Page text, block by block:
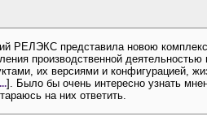
РЕЛЭКС представила новою
производственной
их версиями и конфигурацией,
]. Было бы очень интересно узнать
на них ответить.